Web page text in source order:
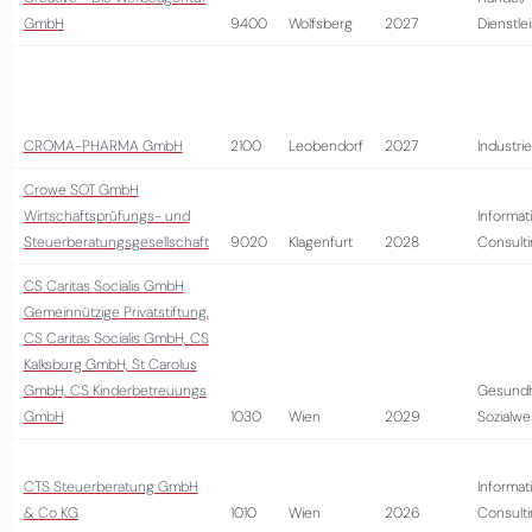
GmbH
9400 Wolfsberg 2027
CROMA-PHARMA GmbH 2100 Leobendorf 2027 Industrie
Crowe SOT GmbH
Wirtschaftsprüfungs- und
Steuerberatungsgesellschaft
9020 Klagenfurt 2028
CS Caritas Socialis GmbH
Gemeinnützige Privatstiftung,
CS Caritas Socialis GmbH, CS
Kalksburg GmbH, St Carolus
GmbH, CS Kinderbetreuungs
GmbH
1030 Wien 2029
CTS Steuerberatung GmbH
& Co KG
1010 Wien 2026